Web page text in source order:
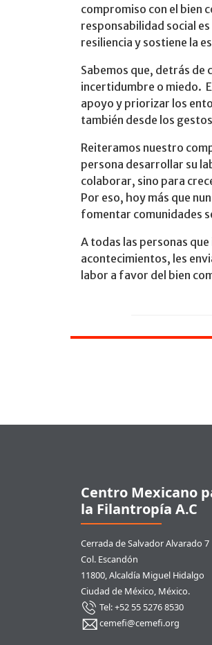
compromiso con el bien
responsabilidad social
resiliencia y sostiene la
Sabemos que, detrás de
incertidumbre o miedo.
apoyo y priorizar los
también desde los
Reiteramos nuestro
persona desarrollar su
colaborar, sino para
Por eso, hoy más que
fomentar comunidades
A todas las personas
acontecimientos, les
labor a favor del bien
Centro Mexicano
la Filantropía A.C
Cerrada de Salvador Alvarado 7
Col. Escandón
11800, Alcaldía Miguel Hidalgo
Ciudad de México, México.
Tel: +52 55 5276 8530
cemefi@cemefi.org